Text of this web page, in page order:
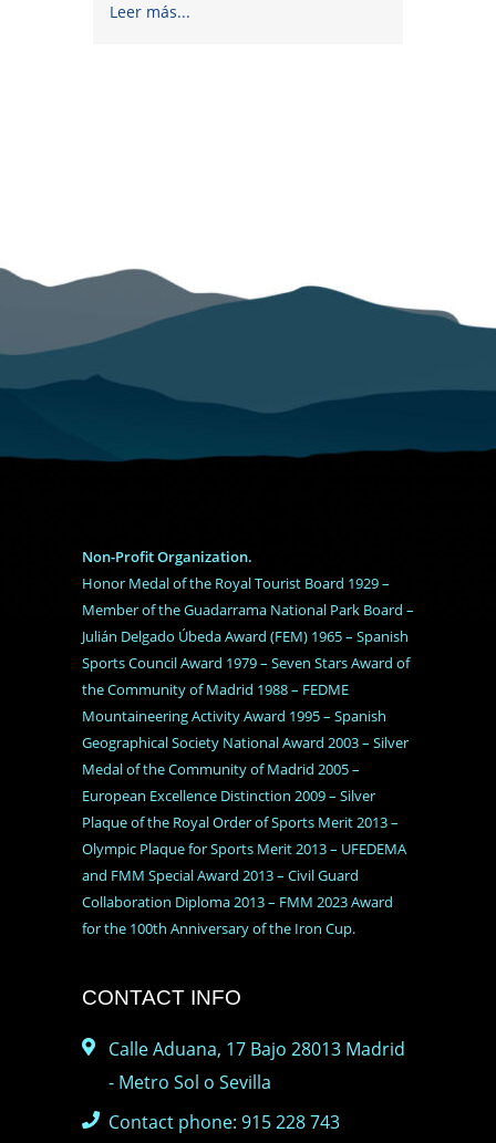
Leer más...
Non-Profit Organization.
Honor Medal of the Royal Tourist Board 1929 –
Member of the Guadarrama National Park Board –
Julián Delgado Úbeda Award (FEM) 1965 – Spanish
Sports Council Award 1979 – Seven Stars Award of
the Community of Madrid 1988 – FEDME
Mountaineering Activity Award 1995 – Spanish
Geographical Society National Award 2003 – Silver
Medal of the Community of Madrid 2005 –
European Excellence Distinction 2009 – Silver
Plaque of the Royal Order of Sports Merit 2013 –
Olympic Plaque for Sports Merit 2013 – UFEDEMA
and FMM Special Award 2013 – Civil Guard
Collaboration Diploma 2013 – FMM 2023 Award
for the 100th Anniversary of the Iron Cup.
CONTACT INFO
Calle Aduana, 17 Bajo 28013 Madrid
- Metro Sol o Sevilla
Contact phone: 915 228 743